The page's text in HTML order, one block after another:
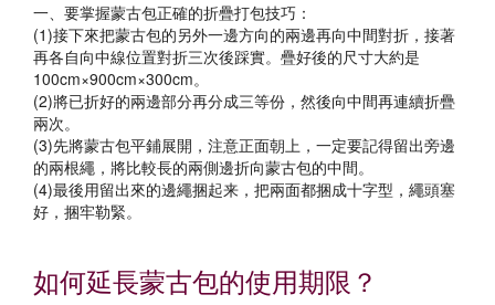
一、要掌握蒙古包正確的折疊打包技巧：
(1)接下來把蒙古包的另外一邊方向的兩邊再向中間對折，接著
再各自向中線位置對折三次後踩實。疊好後的尺寸大約是
100cm×900cm×300cm。
(2)將已折好的兩邊部分再分成三等份，然後向中間再連續折疊
兩次。
(3)先將蒙古包平鋪展開，注意正面朝上，一定要記得留出旁邊
的兩根繩，將比較長的兩側邊折向蒙古包的中間。
(4)最後用留出來的邊繩捆起来，把兩面都捆成十字型，繩頭塞
好，捆牢勒緊。
如何延長蒙古包的使用期限？